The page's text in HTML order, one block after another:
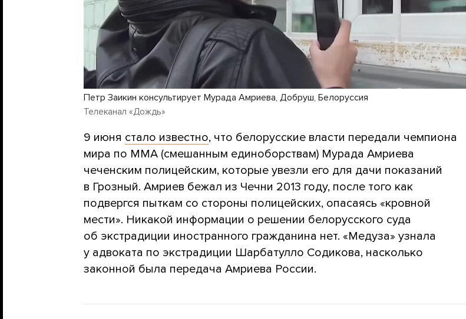
Петр Заикин консультирует Мурада Амриева, Добруш, Белоруссия
Телеканал «Дождь»
9 июня стало известно, что белорусские власти передали чемпиона
мира по MMA (смешанным единоборствам) Мурада Амриева
чеченским полицейским, которые увезли его для дачи показаний
в Грозный. Амриев бежал из Чечни 2013 году, после того как
подвергся пыткам со стороны полицейских, опасаясь «кровной
мести». Никакой информации о решении белорусского суда
об экстрадиции иностранного гражданина нет. «Медуза» узнала
у адвоката по экстрадиции Шарбатулло Содикова, насколько
законной была передача Амриева России.